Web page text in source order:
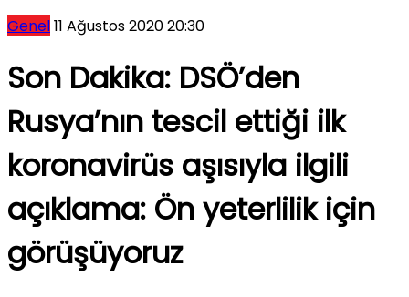
Genel11 Ağustos 2020 20:30
Son Dakika: DSÖ’den
Rusya’nın tescil ettiği ilk
koronavirüs aşısıyla ilgili
açıklama: Ön yeterlilik için
görüşüyoruz